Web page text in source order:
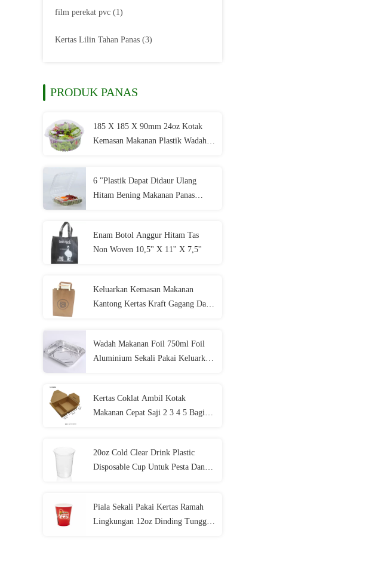
film perekat pvc (1)
Kertas Lilin Tahan Panas (3)
PRODUK PANAS
185 X 185 X 90mm 24oz Kotak
Kemasan Makanan Plastik Wadah
6 "Plastik Dapat Didaur Ulang
Hitam Bening Makanan Panas
Enam Botol Anggur Hitam Tas
Non Woven 10,5'' X 11'' X 7,5''
Keluarkan Kemasan Makanan
Kantong Kertas Kraft Gagang Datar
Wadah Makanan Foil 750ml Foil
Aluminium Sekali Pakai Keluarkan
Kertas Coklat Ambil Kotak
Makanan Cepat Saji 2 3 4 5 Bagian
20oz Cold Clear Drink Plastic
Disposable Cup Untuk Pesta Dan
Piala Sekali Pakai Kertas Ramah
Lingkungan 12oz Dinding Tunggal